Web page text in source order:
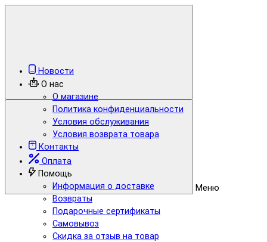
Меню
Новости
О нас
О магазине
Политика конфиденциальности
Условия обслуживания
Условия возврата товара
Контакты
Оплата
Помощь
Информация о доставке
Возвраты
Подарочные сертификаты
Самовывоз
Скидка за отзыв на товар